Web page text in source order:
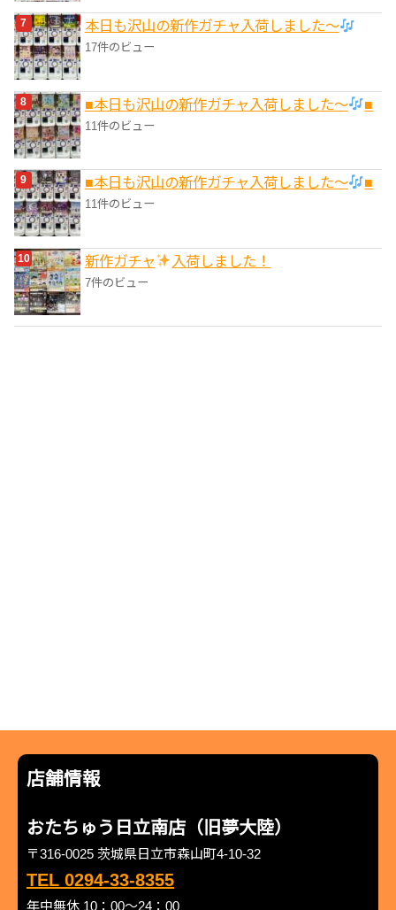
本日も沢山の新作ガチャ入荷しました〜
17件のビュー
■本日も沢山の新作ガチャ入荷しました〜 ■
11件のビュー
■本日も沢山の新作ガチャ入荷しました〜 ■
11件のビュー
新作ガチャ 入荷しました！
7件のビュー
店舗情報
おたちゅう日立南店（旧夢大陸）
〒316-0025 茨城県日立市森山町4-10-32
TEL 0294-33-8355
年中無休 10：00～24：00